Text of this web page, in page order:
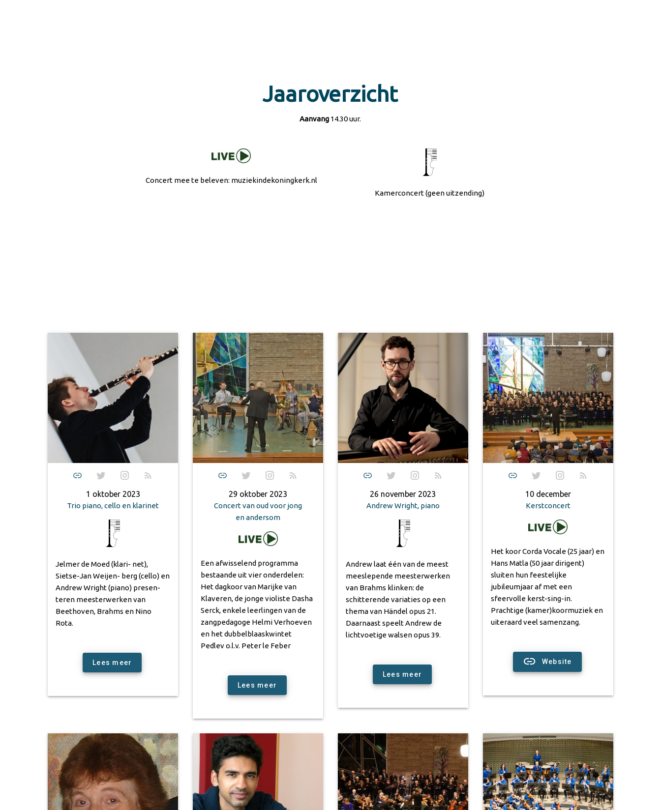
Jaaroverzicht
Aanvang 14.30 uur.
Concert mee te beleven: muziekindekoningkerk.nl
Kamerconcert (geen uitzending)
1 oktober 2023
Trio piano, cello en klarinet
Jelmer de Moed (klari- net),
Sietse-Jan Weijen- berg (cello) en
Andrew Wright (piano) presen-
teren meesterwerken van
Beethoven, Brahms en Nino
Rota.
Lees meer
29 oktober 2023
Concert van oud voor jong
en andersom
Een afwisselend programma
bestaande uit vier onderdelen:
Het dagkoor van Marijke van
Klaveren, de jonge violiste Dasha
Serck, enkele leerlingen van de
zangpedagoge Helmi Verhoeven
en het dubbelblaaskwintet
Pedlev o.l.v. Peter le Feber
Lees meer
26 november 2023
Andrew Wright, piano
Andrew laat één van de meest
meeslepende meesterwerken
van Brahms klinken: de
schitterende variaties op een
thema van Händel opus 21.
Daarnaast speelt Andrew de
lichtvoetige walsen opus 39.
Lees meer
10 december
Kerstconcert
Het koor Corda Vocale (25 jaar) en
Hans Matla (50 jaar dirigent)
sluiten hun feestelijke
jubileumjaar af met een
sfeervolle kerst-sing-in.
Prachtige (kamer)koormuziek en
uiteraard veel samenzang.
Website